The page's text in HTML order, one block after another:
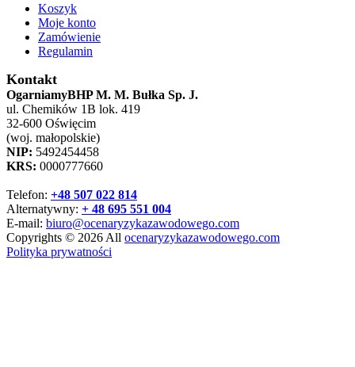
Koszyk
Moje konto
Zamówienie
Regulamin
Kontakt
OgarniamyBHP M. M. Bułka Sp. J.
ul. Chemików 1B lok. 419
32-600 Oświęcim
(woj. małopolskie)
NIP: 5492454458
KRS: 0000777660
Telefon: +48 507 022 814
Alternatywny: + 48 695 551 004
E-mail: biuro@ocenaryzykazawodowego.com
Copyrights © 2026 All ocenaryzykazawodowego.com
Polityka prywatności